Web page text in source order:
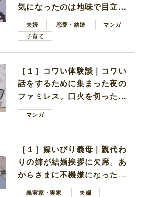
気になったのは地味で目立た
ない男子学生
夫婦 恋愛・結婚
マンガ
子育て
［１］コワい体験談｜コワい
話をするために集まった夜の
ファミレス。口火を切ったの
は電車好きの男の子ママ
マンガ
［１］嫁いびり義母｜親代わ
りの姉が結婚挨拶に欠席。あ
からさまに不機嫌になった義
母義実家・実家
夫婦